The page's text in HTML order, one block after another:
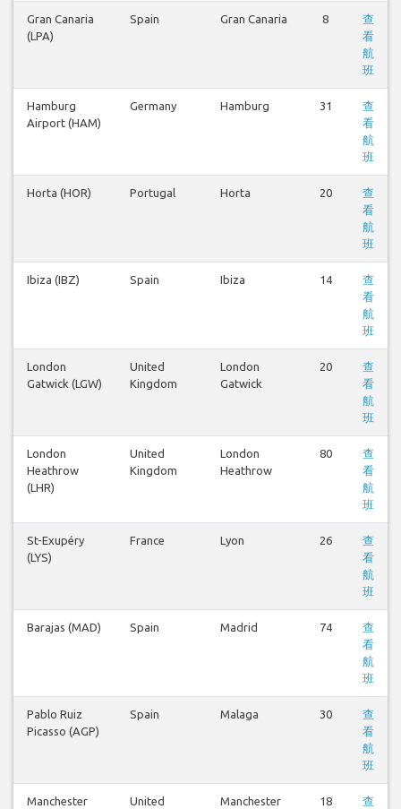
Gran Canaria
(LPA)
Spain Gran Canaria 8
查
看
航
班
Hamburg
Airport (HAM)
Germany Hamburg 31
查
看
航
班
Horta (HOR) Portugal Horta 20
查
看
航
班
Ibiza (IBZ) Spain Ibiza 14
查
看
航
班
London
Gatwick (LGW)
United
Kingdom
London
Gatwick
20
查
看
航
班
London
Heathrow
(LHR)
United
Kingdom
London
Heathrow
80
查
看
航
班
St-Exupéry
(LYS)
France Lyon 26
查
看
航
班
Barajas (MAD) Spain Madrid 74
查
看
航
班
Pablo Ruiz
Picasso (AGP)
Spain Malaga 30
查
看
航
班
Manchester United Manchester 18 查